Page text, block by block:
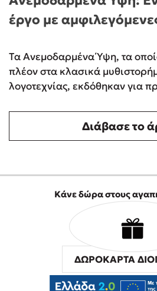
έργο με
Τα Ανεμοδαρμένα Ύψη, τα
πλέον στα κλασικά
λογοτεχνίας, εκδόθηκαν για
Διάβασε το
Κάνε δώρα στους
ΔΩΡΟΚΑΡΤΑ